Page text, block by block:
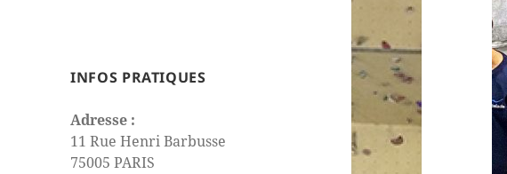
INFOS PRATIQUES
Adresse :
11 Rue Henri Barbusse
75005 PARIS